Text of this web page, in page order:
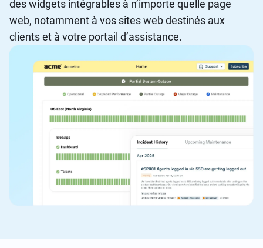
des widgets intégrables à n’importe quelle page
web, notamment à vos sites web destinés aux
clients et à votre portail d’assistance.